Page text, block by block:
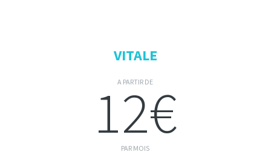
VITALE
A PARTIR DE
12€
PAR MOIS